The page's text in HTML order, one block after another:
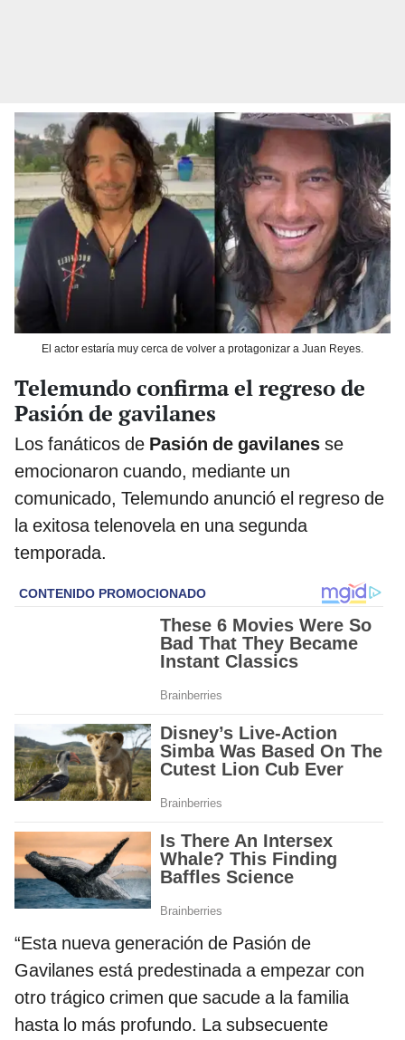
El actor estaría muy cerca de volver a protagonizar a Juan Reyes.
Telemundo confirma el regreso de
Pasión de gavilanes
Los fanáticos de Pasión de gavilanes se
emocionaron cuando, mediante un
comunicado, Telemundo anunció el regreso de
la exitosa telenovela en una segunda
temporada.
“Esta nueva generación de Pasión de
Gavilanes está predestinada a empezar con
otro trágico crimen que sacude a la familia
hasta lo más profundo. La subsecuente